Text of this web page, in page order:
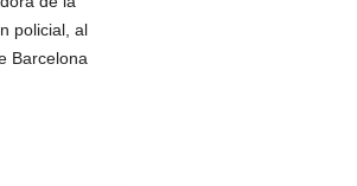
policial, al
Barcelona